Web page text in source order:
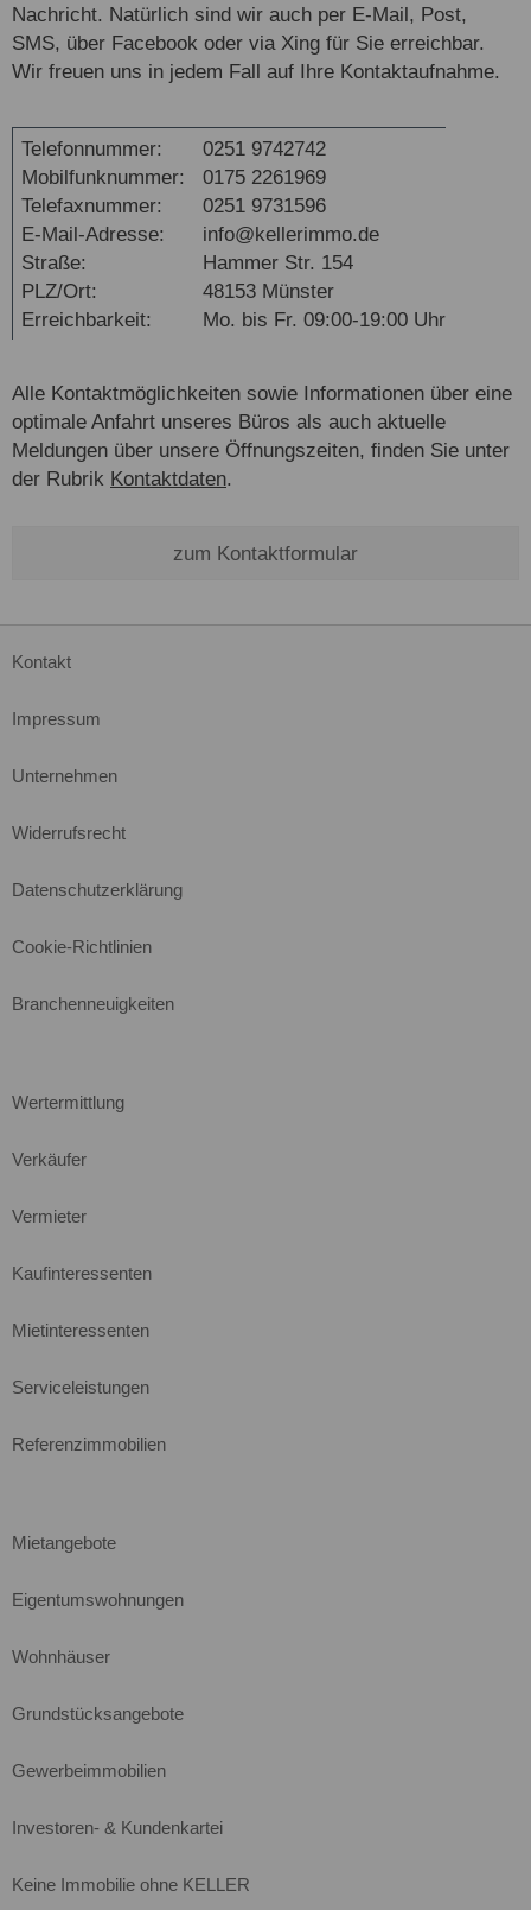
Nachricht. Natürlich sind wir auch per E-Mail, Post,
SMS, über Facebook oder via Xing für Sie erreichbar.
Wir freuen uns in jedem Fall auf Ihre Kontaktaufnahme.
Telefonnummer:
0251 9742742
Mobilfunknummer:
0175 2261969
Telefaxnummer:
0251 9731596
E-Mail-Adresse:
info@kellerimmo.de
Straße:
Hammer Str. 154
PLZ/Ort:
48153 Münster
Erreichbarkeit:
Mo. bis Fr. 09:00-19:00 Uhr
Alle Kontaktmöglichkeiten sowie Informationen über eine
optimale Anfahrt unseres Büros als auch aktuelle
Meldungen über unsere Öffnungszeiten, finden Sie unter
der Rubrik Kontaktdaten.
zum Kontaktformular
Kontakt
Impressum
Unternehmen
Widerrufsrecht
Datenschutzerklärung
Cookie-Richtlinien
Branchenneuigkeiten
Wertermittlung
Verkäufer
Vermieter
Kaufinteressenten
Mietinteressenten
Serviceleistungen
Referenzimmobilien
Mietangebote
Eigentumswohnungen
Wohnhäuser
Grundstücksangebote
Gewerbeimmobilien
Investoren- & Kundenkartei
Keine Immobilie ohne KELLER